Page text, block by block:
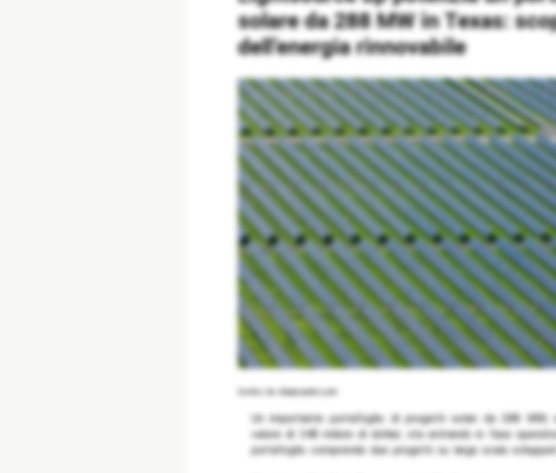
solare da 288 MW in Texas:
dell’energia rinnovabile
Giancarlo Loti
Un importante portafoglio di progetti solari da 288
valore di 348 milioni di dollari, sta entrando in fase
portafoglio comprende due progetti su larga scala